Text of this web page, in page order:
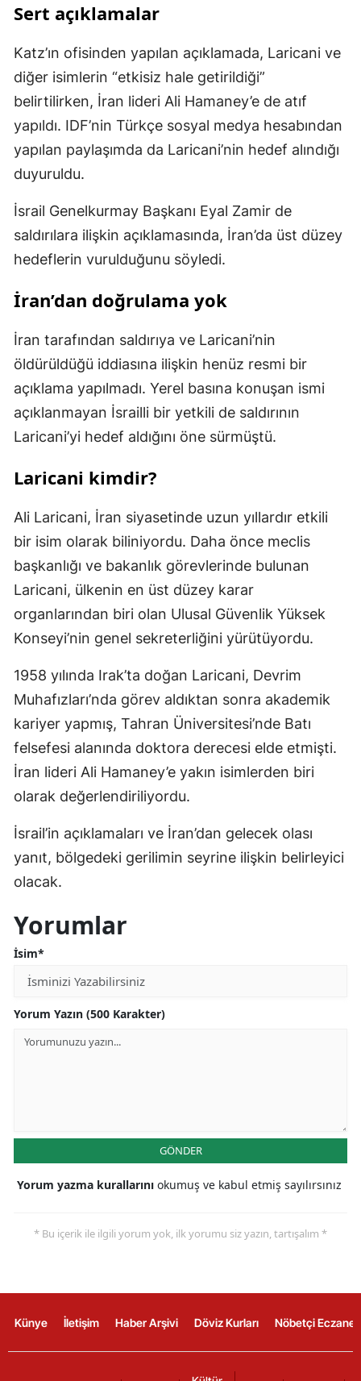
Sert açıklamalar
Katz’ın ofisinden yapılan açıklamada, Laricani ve
diğer isimlerin “etkisiz hale getirildiği”
belirtilirken, İran lideri Ali Hamaney’e de atıf
yapıldı. IDF’nin Türkçe sosyal medya hesabından
yapılan paylaşımda da Laricani’nin hedef alındığı
duyuruldu.
İsrail Genelkurmay Başkanı Eyal Zamir de
saldırılara ilişkin açıklamasında, İran’da üst düzey
hedeflerin vurulduğunu söyledi.
İran’dan doğrulama yok
İran tarafından saldırıya ve Laricani’nin
öldürüldüğü iddiasına ilişkin henüz resmi bir
açıklama yapılmadı. Yerel basına konuşan ismi
açıklanmayan İsrailli bir yetkili de saldırının
Laricani’yi hedef aldığını öne sürmüştü.
Laricani kimdir?
Ali Laricani, İran siyasetinde uzun yıllardır etkili
bir isim olarak biliniyordu. Daha önce meclis
başkanlığı ve bakanlık görevlerinde bulunan
Laricani, ülkenin en üst düzey karar
organlarından biri olan Ulusal Güvenlik Yüksek
Konseyi’nin genel sekreterliğini yürütüyordu.
1958 yılında Irak’ta doğan Laricani, Devrim
Muhafızları’nda görev aldıktan sonra akademik
kariyer yapmış, Tahran Üniversitesi’nde Batı
felsefesi alanında doktora derecesi elde etmişti.
İran lideri Ali Hamaney’e yakın isimlerden biri
olarak değerlendiriliyordu.
İsrail’in açıklamaları ve İran’dan gelecek olası
yanıt, bölgedeki gerilimin seyrine ilişkin belirleyici
olacak.
Yorumlar
İsim*
Yorum Yazın (500 Karakter)
GÖNDER
Yorum yazma kurallarını okumuş ve kabul etmiş sayılırsınız
* Bu içerik ile ilgili yorum yok, ilk yorumu siz yazın, tartışalım *
Künye İletişim Haber Arşivi Döviz Kurları Nöbetçi